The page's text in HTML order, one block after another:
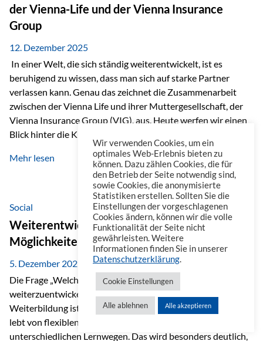
der Vienna-Life und der Vienna Insurance
Group
12. Dezember 2025
In einer Welt, die sich ständig weiterentwickelt, ist es
beruhigend zu wissen, dass man sich auf starke Partner
verlassen kann. Genau das zeichnet die Zusammenarbeit
zwischen der Vienna Life und ihrer Muttergesellschaft, der
Vienna Insurance Group (VIG), aus. Heute werfen wir einen
Blick hinter die Kulissen auf eine Unternehmensgruppe mit
beeindruckender Geschichte, gewachsenem Know-how und
einem stabilen Fundament. Ein starkes Netzwerk in ganz
Europa Die Vienna Insurance Group ist die führende
Versicherungsgruppe in Zentral- und Osteuropa. Mit über
50 Versicherungsgesellschaften in insgesamt 30 Ländern
verbindet sie regionale Stärke mit internationaler
Kompetenz.
Mehr lesen
Social
Weiterentwicklung im Berufsalltag: Welche
Möglichkeiten es gibt
5. Dezember 2025
Die Frage „Welche Möglichkeiten gibt es, sich
weiterzuentwickeln?“ lässt sich heute vielseitig beantworten.
Weiterbildung ist längst kein starrer Prozess mehr, sondern
lebt von flexiblen Formaten, individuellen Bedürfnissen und
unterschiedlichen Lernwegen. Das wird besonders deutlich,
Wir verwenden Cookies, um ein
optimales Web-Erlebnis bieten zu
können. Dazu zählen Cookies, die für
den Betrieb der Seite notwendig sind,
sowie Cookies, die anonymisierte
Statistiken erstellen. Sollten Sie die
Einstellungen der vorgeschlagenen
Cookies ändern, können wir die volle
Funktionalität der Seite nicht
gewährleisten. Weitere
Informationen finden Sie in unserer
Datenschutzerklärung.
Cookie Einstellungen
Alle ablehnen Alle akzeptieren